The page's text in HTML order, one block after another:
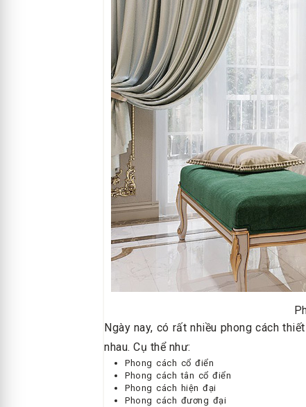
Ngày nay, có rất nhiều phong cách
nhau. Cụ thể như:
Phong cách cổ điển
Phong cách tân cổ điển
Phong cách hiện đại
Phong cách đương đại